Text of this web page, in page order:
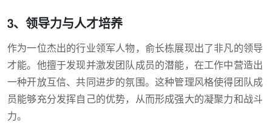
3、领导力与人才培养
作为一位杰出的行业领军人物，俞长栋展现出了非凡的领导
才能。他擅于发现并激发团队成员的潜能，在工作中营造出
一种开放互信、共同进步的氛围。这种管理风格使得团队成
员能够充分发挥自己的优势，从而形成强大的凝聚力和战斗
力。